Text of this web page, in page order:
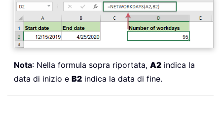
Nota: Nella formula sopra riportata, A2 indica la
data di inizio e B2 indica la data di fine.